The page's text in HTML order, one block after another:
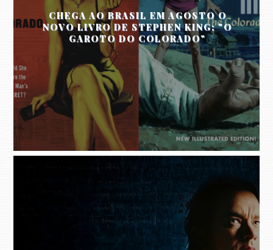
CHEGA AO BRASIL EM AGOSTO O
NOVO LIVRO DE STEPHEN KING: "O
GAROTO DO COLORADO"